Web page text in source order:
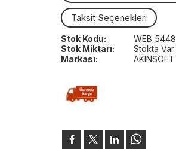
Taksit Seçenekleri
Stok Kodu:
Stok Miktarı:
Stokta Var
Markası:
AKINSOFT